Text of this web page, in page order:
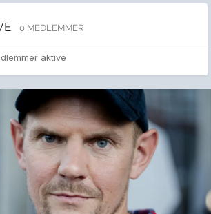
0 MEDLEMMER
aktive